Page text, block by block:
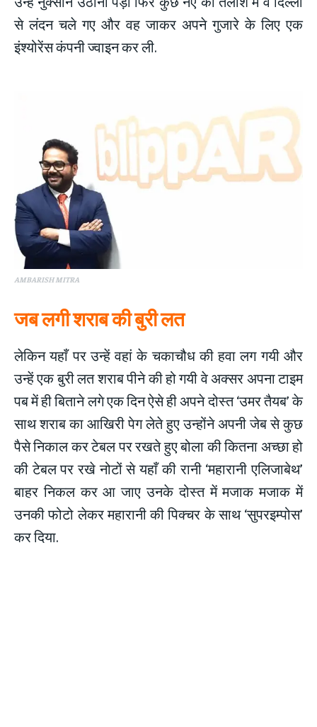
से लंदन चले गए और वह जाकर अपने गुजारे के लिए एक
इंश्योरेंस कंपनी ज्वाइन कर ली.
AMBARISH MITRA
जब लगी शराब की बुरी लत
लेकिन यहाँ पर उन्हें वहां के चकाचौध की हवा लग गयी और
उन्हें एक बुरी लत शराब पीने की हो गयी वे अक्सर अपना टाइम
पब में ही बिताने लगे एक दिन ऐसे ही अपने दोस्त ‘उमर तैयब’ के
साथ शराब का आखिरी पेग लेते हुए उन्होंने अपनी जेब से कुछ
पैसे निकाल कर टेबल पर रखते हुए बोला की कितना अच्छा हो
की टेबल पर रखे नोटों से यहाँ की रानी ‘महारानी एलिजाबेथ’
बाहर निकल कर आ जाए उनके दोस्त में मजाक मजाक में
उनकी फोटो लेकर महारानी की पिक्चर के साथ ‘सुपरइम्पोस’
कर दिया.